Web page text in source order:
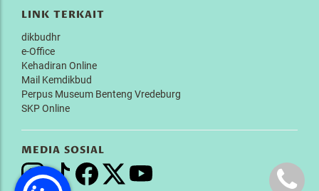
LINK TERKAIT
dikbudhr
e-Office
Kehadiran Online
Mail Kemdikbud
Perpus Museum Benteng Vredeburg
SKP Online
MEDIA SOSIAL